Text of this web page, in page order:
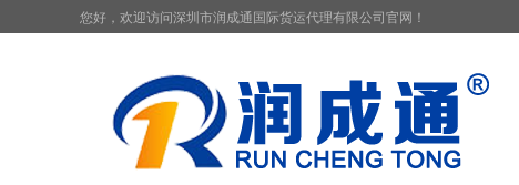
您好，欢迎访问深圳市润成通国际货运代理有限公司官网！